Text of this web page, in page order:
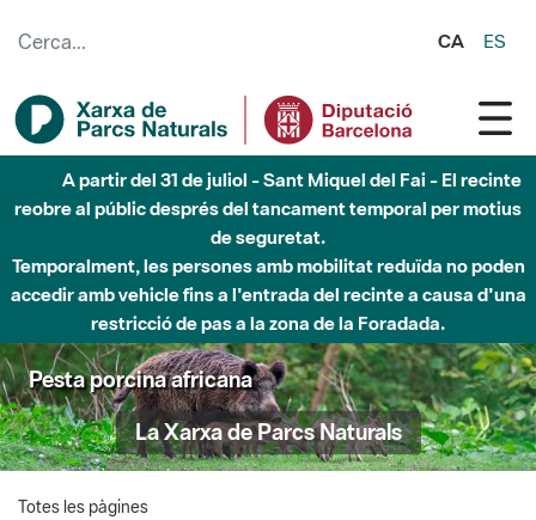
CA ES
A partir del 31 de juliol - Sant Miquel del Fai - El recinte
reobre al públic després del tancament temporal per motius
de seguretat.
Temporalment, les persones amb mobilitat reduïda no poden
accedir amb vehicle fins a l'entrada del recinte a causa d'una
restricció de pas a la zona de la Foradada.
Pesta porcina africana
La Xarxa de Parcs Naturals
Totes les pàgines